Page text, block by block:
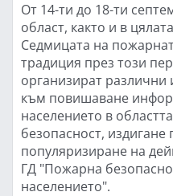
От 14-ти до 18-ти
област, както и в
Седмицата на
традиция през този
организират
към повишаване
населението в
безопасност,
популяризиране на
ГД "Пожарна
населението".